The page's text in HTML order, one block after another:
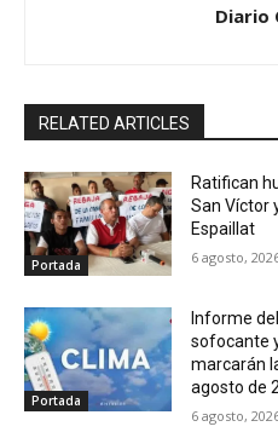
Diario
RELATED ARTICLES
Portada
Ratifican
San Víctor
Espaillat
6 agosto,
Portada
Informe
sofocante
marcarán
agosto de
6 agosto,